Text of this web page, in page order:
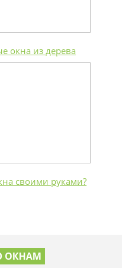
окна из дерева
своими руками?